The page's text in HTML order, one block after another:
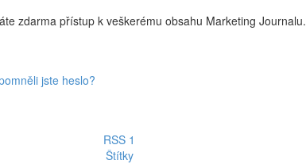
zdarma přístup k veškerému obsahu Marketing Journalu.
jste heslo?
RSS 1
Štítky